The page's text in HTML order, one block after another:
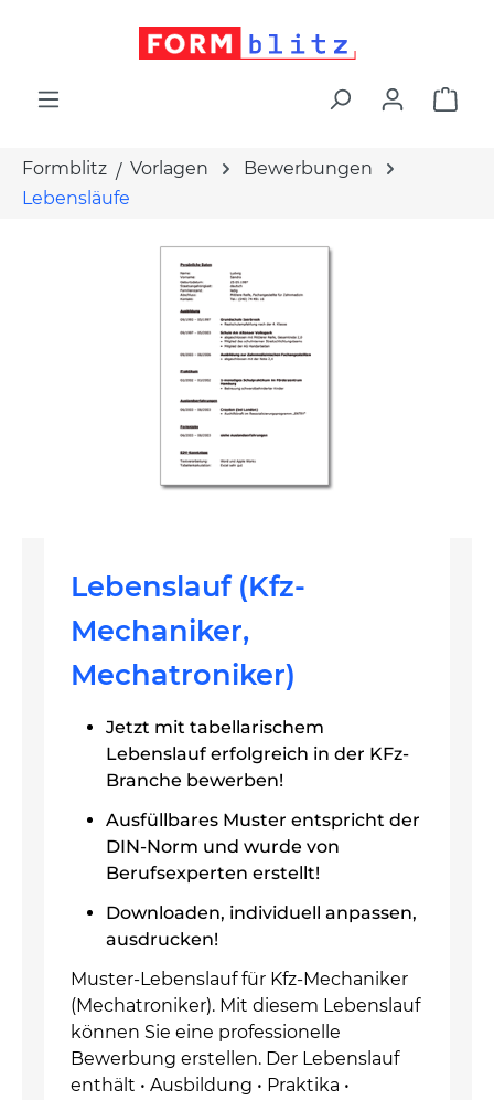
Formblitz Vorlagen
Bewerbungen
Lebensläufe
Lebenslauf (Kfz-
Mechaniker,
Mechatroniker)
Jetzt mit tabellarischem
Lebenslauf erfolgreich in der KFz-
Branche bewerben!
Ausfüllbares Muster entspricht der
DIN-Norm und wurde von
Berufsexperten erstellt!
Downloaden, individuell anpassen,
ausdrucken!
Muster-Lebenslauf für Kfz-Mechaniker
(Mechatroniker). Mit diesem Lebenslauf
können Sie eine professionelle
Bewerbung erstellen. Der Lebenslauf
enthält • Ausbildung • Praktika •